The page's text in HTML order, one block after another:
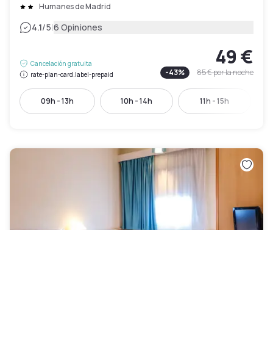
Humanes de Madrid
4.1/5|6 Opiniones
Cancelación gratuita
rate-plan-card.label-prepaid
49 €
-43% 85 €por la noche
09h - 13h 10h - 14h 11h - 15h